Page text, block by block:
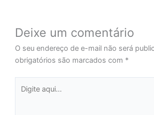
Deixe um comentário
O seu endereço de e-mail não será
obrigatórios são marcados com *
aqui...